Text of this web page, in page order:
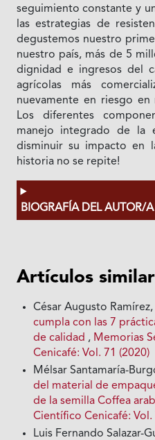
seguimiento constante y
las estrategias de
degustemos nuestro
nuestro país, más de 5
dignidad e ingresos del
agrícolas más
nuevamente en riesgo en
Los diferentes
manejo integrado de la
disminuir su impacto en
historia no se repite!
BIOGRAFÍA DEL AUTOR/A
Artículos
César Augusto Ramírez,
cumpla con las 7
de calidad , Memorias
Cenicafé: Vol. 71 (2020)
Mélsar Santamaría-
del material de
de la semilla Coffea
Científico Cenicafé: Vol.
Luis Fernando Salazar-